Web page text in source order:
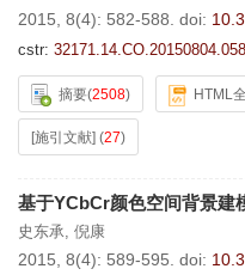
2015, 8(4): 582-588. doi:
cstr:
摘要(2508) HTML
[施引文献] (27)
基于YCbCr颜色空间背景建
史东承, 倪康
2015, 8(4): 589-595. doi: